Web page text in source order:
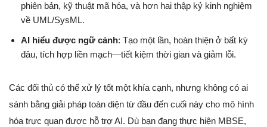
phiên bản, kỹ thuật mã hóa, và hơn hai thập kỷ kinh nghiệm
về UML/SysML.
AI hiểu được ngữ cảnh: Tạo một lần, hoàn thiện ở bất kỳ
đâu, tích hợp liền mạch—tiết kiệm thời gian và giảm lỗi.
Các đối thủ có thể xử lý tốt một khía cạnh, nhưng không có ai
sánh bằng giải pháp toàn diện từ đầu đến cuối này cho mô hình
hóa trực quan được hỗ trợ AI. Dù bạn đang thực hiện MBSE,